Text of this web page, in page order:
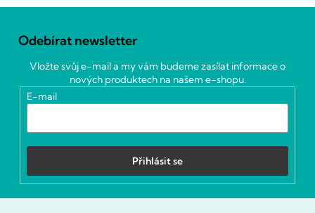
Odebírat newsletter
Vložte svůj e-mail a my vám budeme zasílat informace o
nových produktech na našem e-shopu.
E-mail
Přihlásit se